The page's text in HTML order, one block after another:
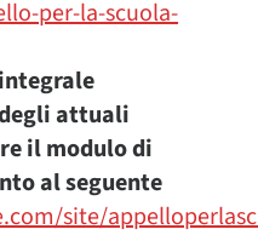
per-la-scuola-
attuali
il modulo di
al seguente
site/